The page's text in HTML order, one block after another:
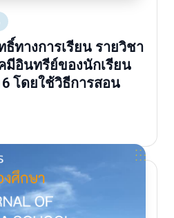
ทางการเรียน รายวิชา
คมีอินทรีย์ของนักเรียน
โดยใช้วิธีการสอน